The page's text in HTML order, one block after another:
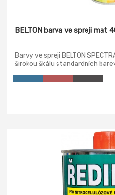
BELTON barva ve spreji mat
Barvy ve spreji BELTON
širokou škálu standardních
odstín rychle a bezpečně. To
času jednoduchým a